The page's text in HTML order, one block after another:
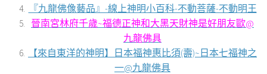
『九龍佛像藝品』-線上神明小百科-不動菩薩-不動明王
晉南宮林府千歲~福德正神和大黑天財神是好朋友歐@
九龍佛具
【來自東洋的神明】日本福神惠比須(壽)~日本七福神之
一@九龍佛具